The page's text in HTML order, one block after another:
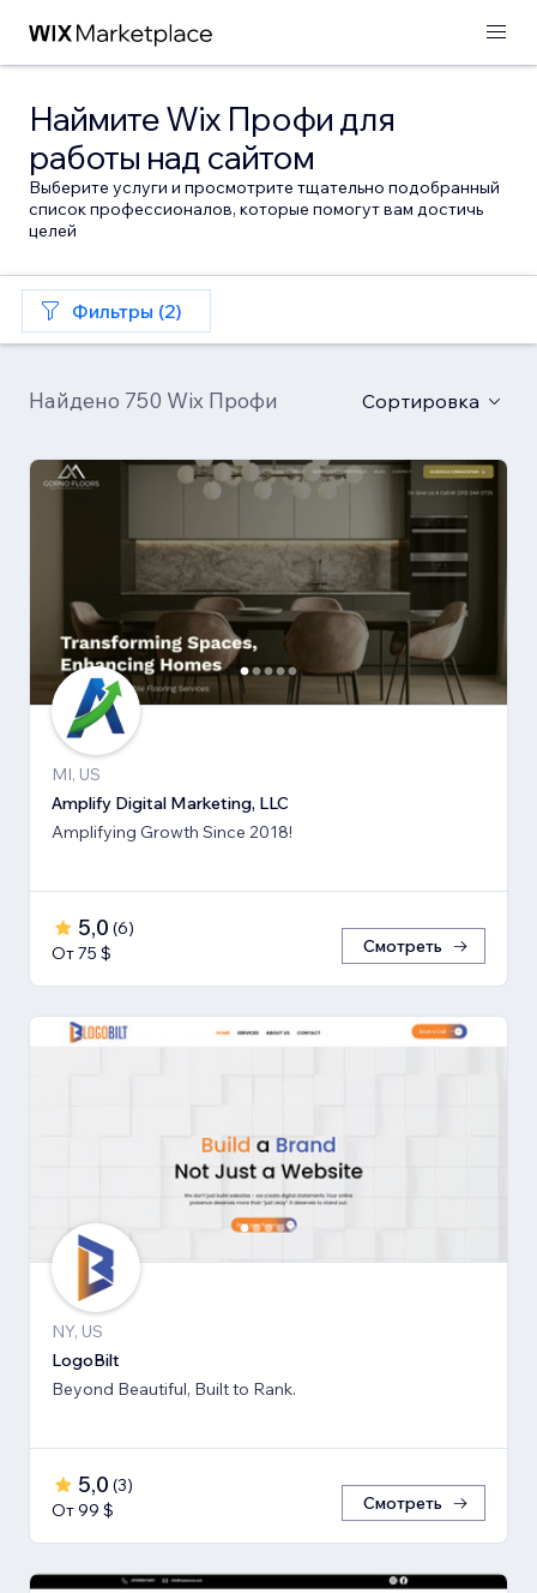
Наймите Wix Профи для
работы над сайтом
Выберите услуги и просмотрите тщательно подобранный
список профессионалов, которые помогут вам достичь
целей
Фильтры (2)
Найдено 750 Wix Профи Сортировка
MI, US
Amplify Digital Marketing, LLC
Amplifying Growth Since 2018!
5,0 (6)
От 75 $
Смотреть
NY, US
LogoBilt
Beyond Beautiful, Built to Rank.
5,0 (3)
От 99 $
Смотреть